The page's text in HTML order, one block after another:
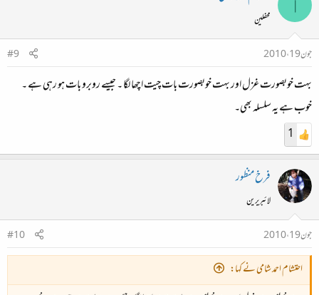
ا
محفلین
جون 19، 2010
#9
بہت خوبصورت غزل اور بہت خوبصورت بات چیت اچھا لگا ۔ جیسے روبرو بات ہو رہی ہے ۔
خوب ہے یہ سلسلہ بھی۔
1
فرخ منظور
لائبریرین
جون 19، 2010
#10
احتشام احمد شامی نے کہا: